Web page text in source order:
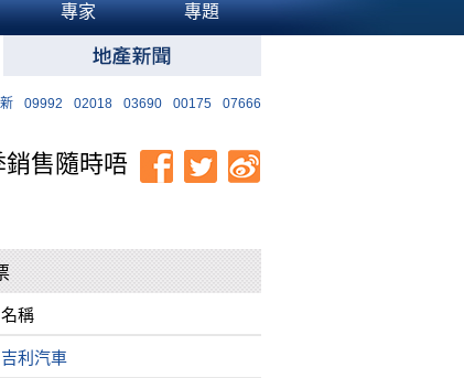
專家 專題
09992 02018 03690 00175 07666
銷售隨時唔
名稱
吉利汽車